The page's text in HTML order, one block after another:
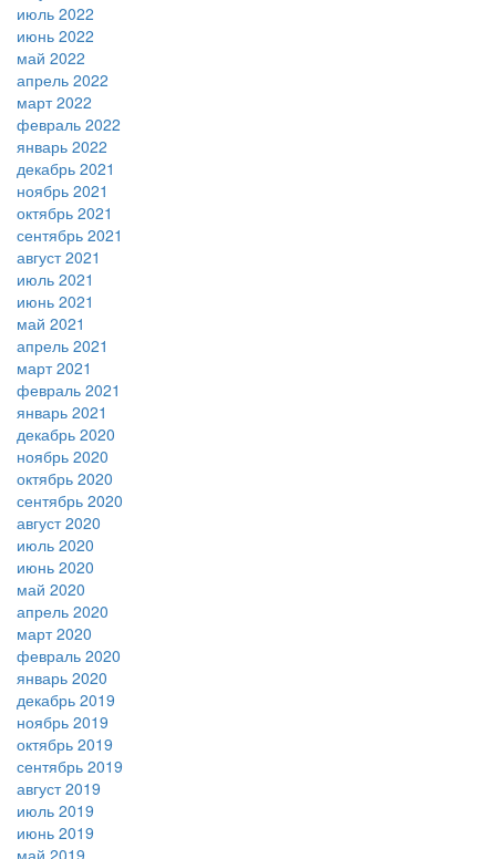
июль 2022
июнь 2022
май 2022
апрель 2022
март 2022
февраль 2022
январь 2022
декабрь 2021
ноябрь 2021
октябрь 2021
сентябрь 2021
август 2021
июль 2021
июнь 2021
май 2021
апрель 2021
март 2021
февраль 2021
январь 2021
декабрь 2020
ноябрь 2020
октябрь 2020
сентябрь 2020
август 2020
июль 2020
июнь 2020
май 2020
апрель 2020
март 2020
февраль 2020
январь 2020
декабрь 2019
ноябрь 2019
октябрь 2019
сентябрь 2019
август 2019
июль 2019
июнь 2019